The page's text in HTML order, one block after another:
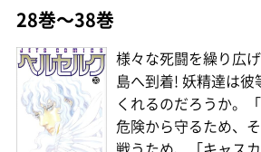
28巻〜38巻
様々な死闘を繰り広
島へ到着! 妖精達は彼
くれるのだろうか。
危険から守るため、